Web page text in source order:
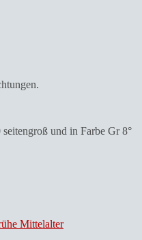
und in Farbe Gr 8°